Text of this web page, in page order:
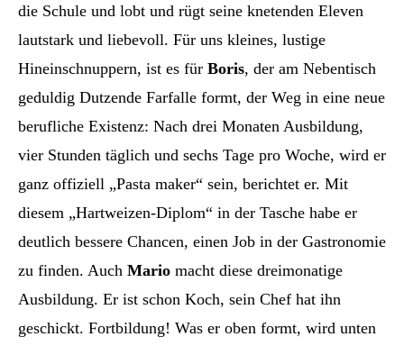
die Schule und lobt und rügt seine knetenden Eleven
lautstark und liebevoll. Für uns kleines, lustige
Hineinschnuppern, ist es für Boris, der am Nebentisch
geduldig Dutzende Farfalle formt, der Weg in eine neue
berufliche Existenz: Nach drei Monaten Ausbildung,
vier Stunden täglich und sechs Tage pro Woche, wird er
ganz offiziell „Pasta maker“ sein, berichtet er. Mit
diesem „Hartweizen-Diplom“ in der Tasche habe er
deutlich bessere Chancen, einen Job in der Gastronomie
zu finden. Auch Mario macht diese dreimonatige
Ausbildung. Er ist schon Koch, sein Chef hat ihn
geschickt. Fortbildung! Was er oben formt, wird unten